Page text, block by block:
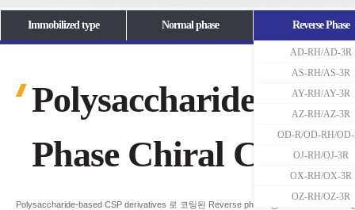
Immobilized type Normal phase Reverse Phase
AD-RH/AD-3R
AS-RH/AS-3R
AY-RH/AY-3R
AZ-RH/AZ-3R
OD-R/OD-RH/OD-
OJ-RH/OJ-3R
OX-RH/OX-3R
OZ-RH/OZ-3R
Polysaccharide-
Phase Chiral Column
Polysaccharide-based CSP derivatives 로 코팅된 Reverse phase 용 Chiral Column